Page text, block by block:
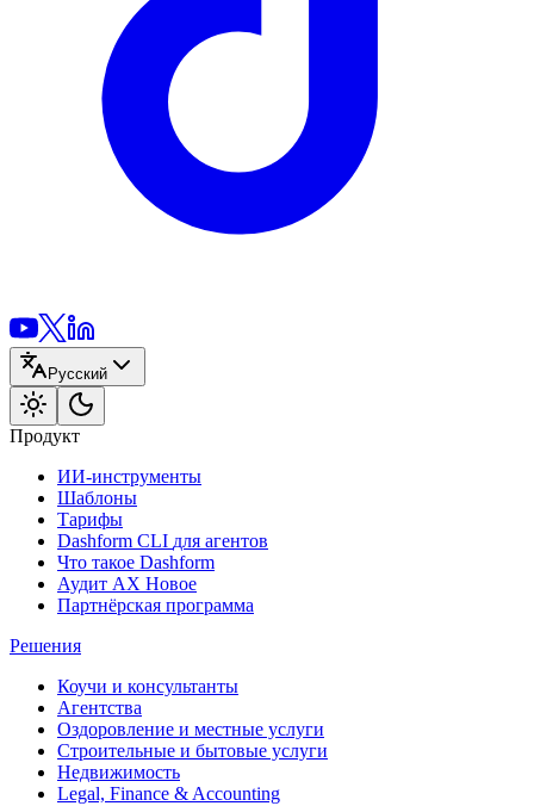
Русский
Продукт
ИИ-инструменты
Шаблоны
Тарифы
Dashform CLI для агентов
Что такое Dashform
Аудит AX Новое
Партнёрская программа
Решения
Коучи и консультанты
Агентства
Оздоровление и местные услуги
Строительные и бытовые услуги
Недвижимость
Legal, Finance & Accounting